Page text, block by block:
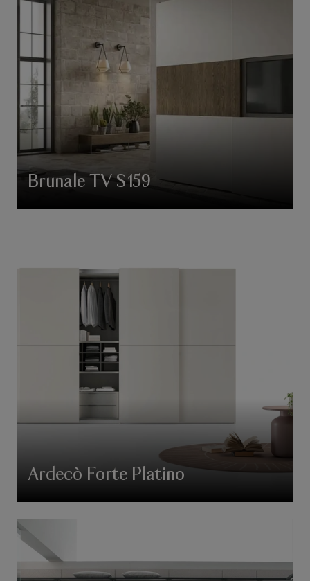
Brunale TV S159
Ardecò Forte Platino